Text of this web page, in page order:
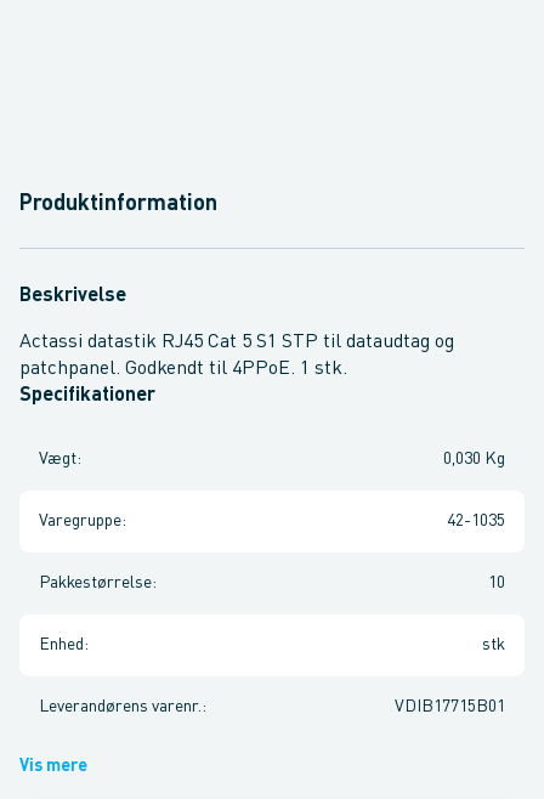
Produktinformation
Beskrivelse
Actassi datastik RJ45 Cat 5 S1 STP til dataudtag og
patchpanel. Godkendt til 4PPoE. 1 stk.
Specifikationer
Vægt: 0,030 Kg
Varegruppe: 42-1035
Pakkestørrelse: 10
Enhed : stk
Leverandørens varenr. : VDIB17715B01
Vis mere